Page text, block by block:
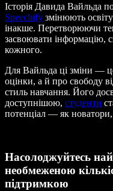
Історія Давида Вайльда
Speechify змінюють
інакше. Перетворюючи
засвоювати інформацію,
кожного.
Для Вайльда ці зміни —
оцінки, а й про свободу
стиль навчання. Його
доступнішою, студенти
потенціал — як новатори,
Насолоджуйтесь
необмеженою
підтримкою